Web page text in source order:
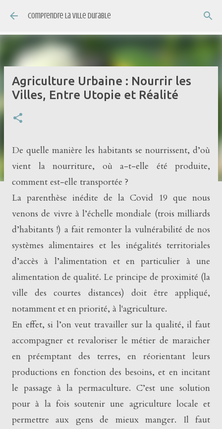
Accéder au contenu principal
Comprendre la ville durable
Agriculture Urbaine : Nourrir les
Villes, Entre Utopie et Réalité
De quelle manière les habitants se nourrissent, d’où
vient la nourriture, où a-t-elle été produite,
comment est-elle transportée ?
La parenthèse inédite de la Covid 19 que nous
venons de vivre à l’échelle mondiale (trois milliards
d’habitants !) a fait remonter la vulnérabilité de nos
systèmes alimentaires et les inégalités territoriales
d’accès à l’alimentation et en particulier à une
alimentation de qualité. Le principe de proximité (la
ville des courtes distances) doit être appliqué,
notamment et en priorité, à l'agriculture.
En effet, si l’on veut travailler sur la qualité, il faut
accompagner et revaloriser le métier de maraicher
en préemptant des terres, en réorientant leurs
productions en fonction des besoins, et en incitant
le passage à la permaculture. C’est une solution
pour à la fois soutenir une agriculture locale et
permettre aux gens de mieux manger. Il faut